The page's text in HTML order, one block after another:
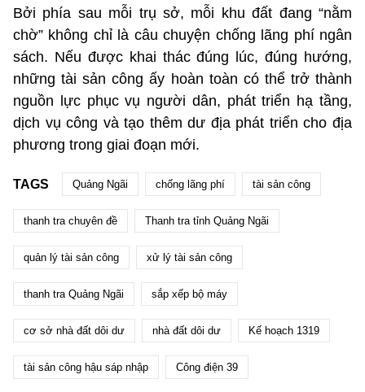
Bởi phía sau mỗi trụ sở, mỗi khu đất đang “nằm
chờ” không chỉ là câu chuyện chống lãng phí ngân
sách. Nếu được khai thác đúng lúc, đúng hướng,
những tài sản công ấy hoàn toàn có thể trở thành
nguồn lực phục vụ người dân, phát triển hạ tầng,
dịch vụ công và tạo thêm dư địa phát triển cho địa
phương trong giai đoạn mới.
TAGS Quảng Ngãi chống lãng phí tài sản công
thanh tra chuyên đề Thanh tra tỉnh Quảng Ngãi
quản lý tài sản công xử lý tài sản công
thanh tra Quảng Ngãi sắp xếp bộ máy
cơ sở nhà đất dôi dư nhà đất dôi dư Kế hoạch 1319
tài sản công hậu sáp nhập Công điện 39